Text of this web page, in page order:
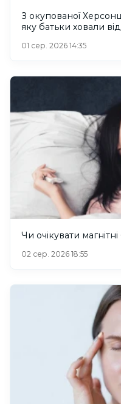
З окупованої
яку батьки ховали
01 сер. 2026 14:35
Чи очікувати
02 сер. 2026 18:55